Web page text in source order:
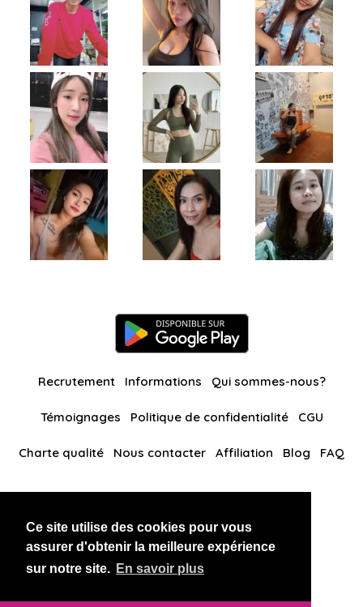
Ce site utilise des cookies pour vous
assurer d'obtenir la meilleure expérience
sur notre site. En savoir plus
Recrutement Informations Qui sommes-nous?
Témoignages Politique de confidentialité CGU
Charte qualité Nous contacter Affiliation Blog FAQ
BlackAndBeauties RussianKisses